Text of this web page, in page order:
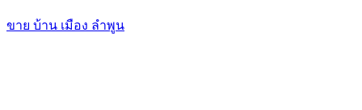
ขาย บ้าน เมือง ลำพูน